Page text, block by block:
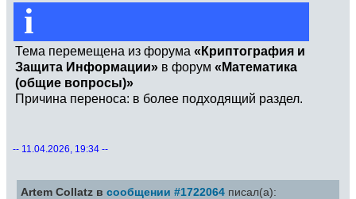
i
Тема перемещена из форума «Криптография и
Защита Информации» в форум «Математика
(общие вопросы)»
Причина переноса: в более подходящий раздел.
-- 11.04.2026, 19:34 --
Artem Collatz в сообщении #1722064 писал(а):